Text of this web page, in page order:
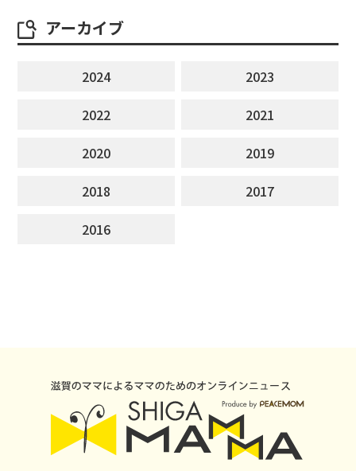
アーカイブ
2024
2023
2022
2021
2020
2019
2018
2017
2016